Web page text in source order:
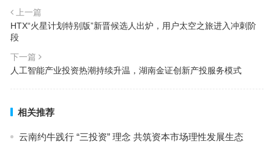
上一篇
HTX“火星计划特别版”新晋候选人出炉，用户太空之旅进入冲刺阶
段
下一篇
人工智能产业投资热潮持续升温，湖南金证创新产投服务模式
相关推荐
云南约牛践行 “三投资” 理念 共筑资本市场理性发展生态